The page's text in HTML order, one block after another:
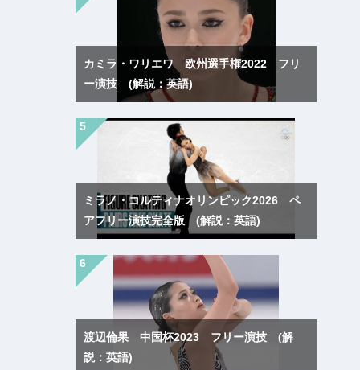
カミラ・ワリエワ 欧州選手権2022 フリ
ー演技 (解説：英語)
ミラノ・コルティナオリンピック2026 ペ
アフリー演技完全版 (解説：英語)
渡辺倫果 中国杯2023 フリー演技 (解
説：英語)